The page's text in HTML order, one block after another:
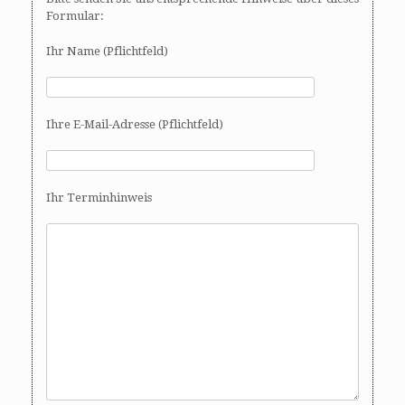
Formular:
Ihr Name (Pflichtfeld)
Ihre E-Mail-Adresse (Pflichtfeld)
Ihr Terminhinweis